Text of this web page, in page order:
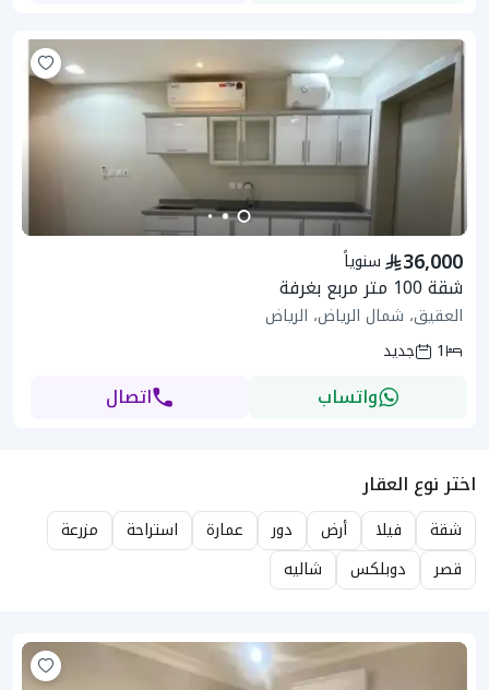
سنوياً 36,000
شقة 100 متر مربع بغرفة
العقيق، شمال الرياض، الرياض
1
جديد
واتساب اتصال
اختر نوع العقار
شقة فيلا أرض دور عمارة استراحة
مزرعة
قصر
دوبلكس شاليه